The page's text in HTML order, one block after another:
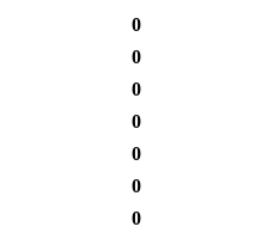
0
0
0
0
0
0
0